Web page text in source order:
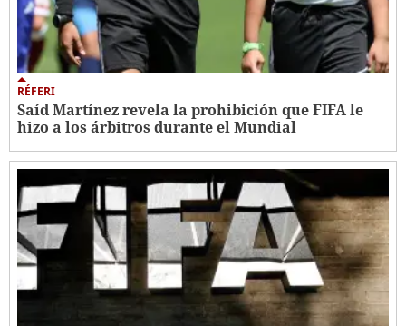
RÉFERI
Saíd Martínez revela la prohibición que FIFA le
hizo a los árbitros durante el Mundial